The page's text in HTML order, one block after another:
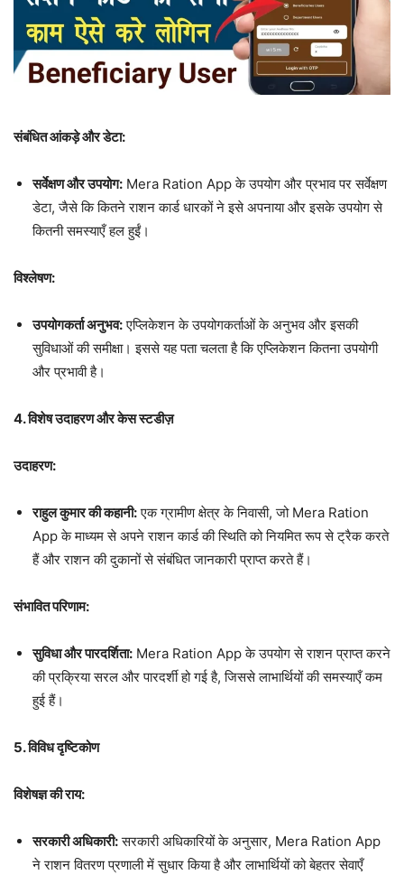
संबंधित आंकड़े और डेटा:
सर्वेक्षण और उपयोग: Mera Ration App के उपयोग और प्रभाव पर सर्वेक्षण
डेटा, जैसे कि कितने राशन कार्ड धारकों ने इसे अपनाया और इसके उपयोग से
कितनी समस्याएँ हल हुईं।
विश्लेषण:
उपयोगकर्ता अनुभव:एप्लिकेशन के उपयोगकर्ताओं के अनुभव और इसकी
सुविधाओं की समीक्षा। इससे यह पता चलता है कि एप्लिकेशन कितना उपयोगी
और प्रभावी है।
4. विशेष उदाहरण और केस स्टडीज़
उदाहरण:
राहुल कुमार की कहानी:एक ग्रामीण क्षेत्र के निवासी, जो Mera Ration
App के माध्यम से अपने राशन कार्ड की स्थिति को नियमित रूप से ट्रैक करते
हैं और राशन की दुकानों से संबंधित जानकारी प्राप्त करते हैं।
संभावित परिणाम:
सुविधा और पारदर्शिता: Mera Ration App के उपयोग से राशन प्राप्त करने
की प्रक्रिया सरल और पारदर्शी हो गई है, जिससे लाभार्थियों की समस्याएँ कम
हुई हैं।
5. विविध दृष्टिकोण
विशेषज्ञ की राय:
सरकारी अधिकारी:सरकारी अधिकारियों के अनुसार, Mera Ration App
ने राशन वितरण प्रणाली में सुधार किया है और लाभार्थियों को बेहतर सेवाएँ